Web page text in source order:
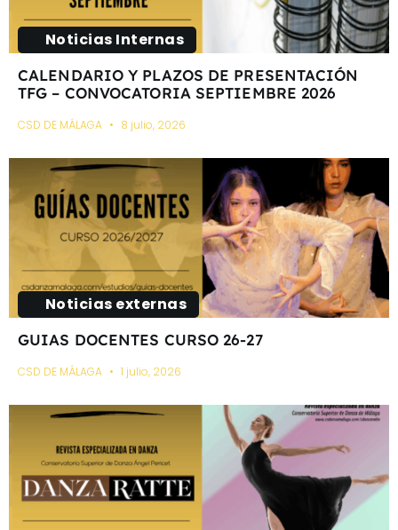
Noticias Internas
CALENDARIO Y PLAZOS DE PRESENTACIÓN
TFG – CONVOCATORIA SEPTIEMBRE 2026
CSD DE MÁLAGA 8 julio, 2026
Noticias externas
GUIAS DOCENTES CURSO 26-27
CSD DE MÁLAGA 1 julio, 2026